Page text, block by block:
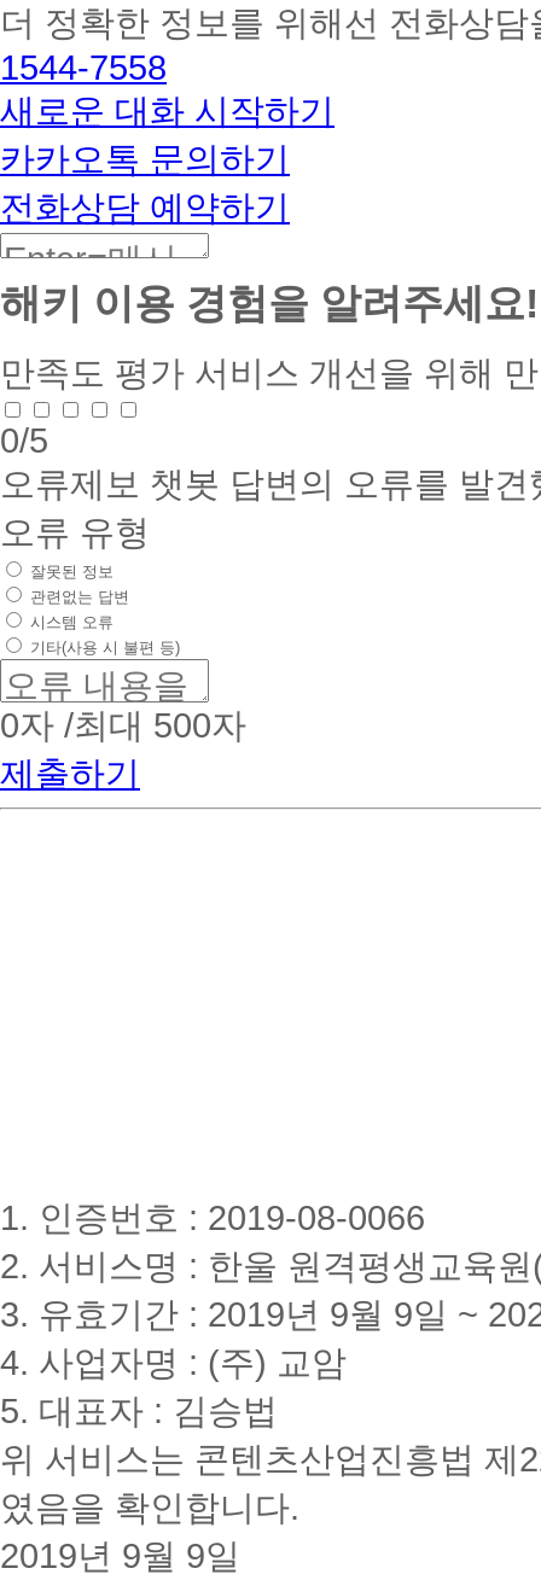
토
커
BETA
더 정확한 정보를 위해선 전화상
1544-7558
새로운 대화 시작하기
카카오톡 문의하기
전화상담 예약하기
해키 이용 경험을 알려주세요!
만족도 평가 서비스 개선을 위해
0/5
오류제보 챗봇 답변의 오류를 발
오류 유형
잘못된 정보
관련없는 답변
시스템 오류
기타(사용 시 불편 등)
0자 /최대 500자
제출하기
1. 인증번호 : 2019-08-0066
2. 서비스명 : 한울 원격평생교육
3. 유효기간 : 2019년 9월 9일 ~
4. 사업자명 : (주) 교암
5. 대표자 : 김승법
위 서비스는 콘텐츠산업진흥법 제
였음을 확인합니다.
2019년 9월 9일